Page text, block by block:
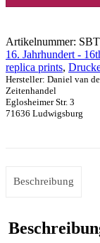
Artikelnummer: SBT
16. Jahrhundert -
replica prints,
Hersteller: Daniel van
Zeitenhandel
Eglosheimer Str. 3
71636 Ludwigsburg
Beschreibung